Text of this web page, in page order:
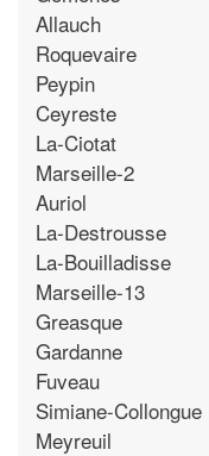
Allauch
Roquevaire
Peypin
Ceyreste
La-Ciotat
Marseille-2
Auriol
La-Destrousse
La-Bouilladisse
Marseille-13
Greasque
Gardanne
Fuveau
Simiane-Collongue
Meyreuil